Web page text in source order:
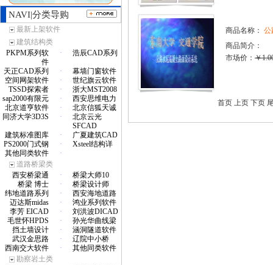
NAVI|分类导购
最新上架软件
建筑结构类
PKPM系列软
件
· 浩辰CAD系列
天正CAD系列 ·
幕墙门窗软件
空间网架软件
·
世纪旗云软件
TSSD探索者
·
浙大MST2008
sap2000有限元
·
西安思维电力
北京道亨软件
·
北京信狐天诚
同济大学3D3S
·
北京云光
SFCAD
建筑标准图库
·
广夏建筑CAD
PS2000门式钢
·
Xsteel结构详
其他同类软件
·
道路桥梁类
西安桥梁通
·
桥梁大师10
桥梁 博士
·
桥梁设计师
纬地道路系列
·
西安海地道路
迈达斯midas
·
鸿业系列软件
李芳 EICAD
·
刘洪波DICAD
毛世怀HPDS
·
孙光华曲线梁
挡土墙设计
·
涵洞隧道软件
武汉金思路
·
辽院中小桥
西南交大软件
·
其他同类软件
勘察岩土类
商品名称： 公
商品简介：
市场价： ￥
首页 上页 下页